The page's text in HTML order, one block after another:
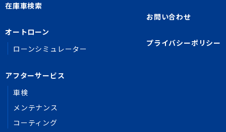
在庫車検索
オートローン
ローンシミュレーター
アフターサービス
車検
メンテナンス
コーティング
お問い合わせ
プライバシーポリシー